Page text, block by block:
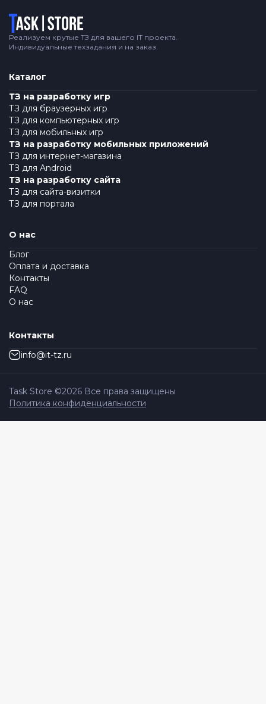
Логотип
Реализуем крутые ТЗ для вашего IT проекта.
Индивидуальные техзадания и на заказ.
Каталог
ТЗ на разработку игр
ТЗ для браузерных игр
ТЗ для компьютерных игр
ТЗ для мобильных игр
ТЗ на разработку мобильных приложений
ТЗ для интернет-магазина
ТЗ для Android
ТЗ на разработку сайта
ТЗ для сайта-визитки
ТЗ для портала
О нас
Блог
Оплата и доставка
Контакты
FAQ
О нас
Контакты
info@it-tz.ru
Task Store ©2026 Все права защищены
Политика конфиденциальности